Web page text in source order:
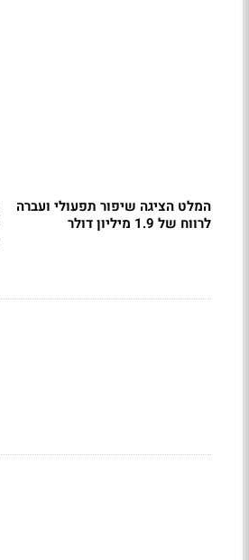
המלט הציגה שיפור תפעולי ועברה
לרווח של 1.9 מיליון דולר